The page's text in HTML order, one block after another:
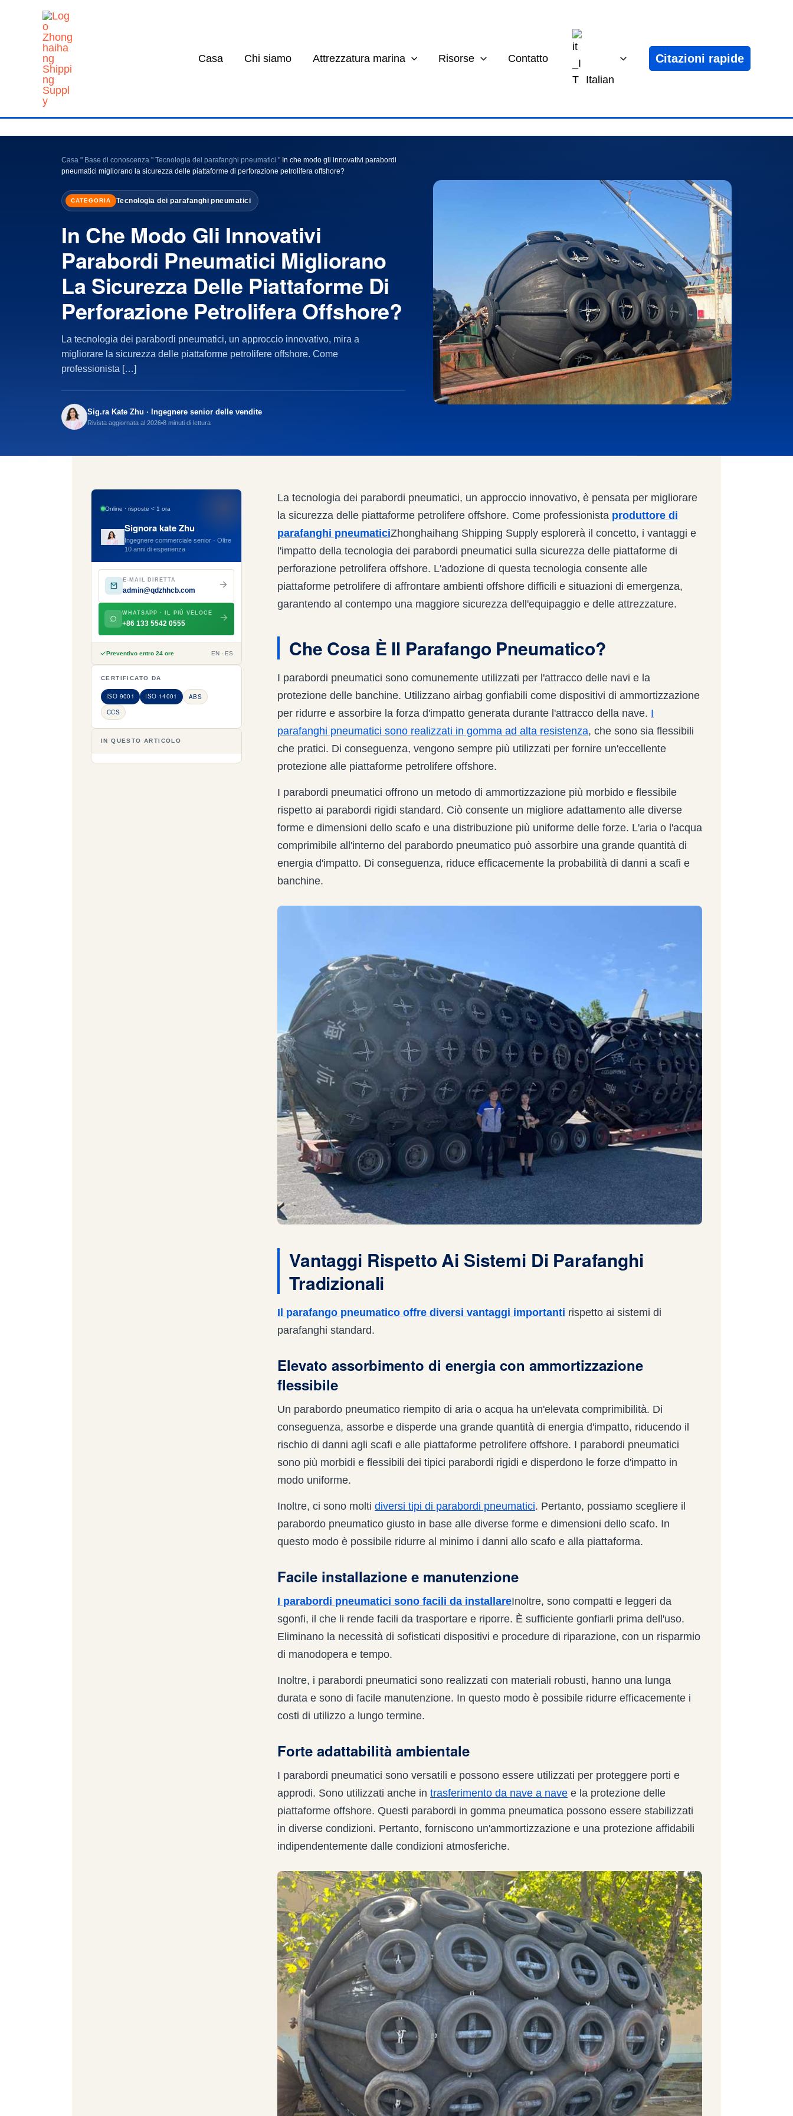
contenuto
Casa
Chi siamo Attrezzatura marina Risorse
Contatto
Italian
Citazioni rapide
Casa " Base di conoscenza " Tecnologia dei parafanghi pneumatici " In che modo gli innovativi parabordi
pneumatici migliorano la sicurezza delle piattaforme di perforazione petrolifera offshore?
CATEGORIA Tecnologia dei parafanghi pneumatici
In Che Modo Gli Innovativi
Parabordi Pneumatici Migliorano
La Sicurezza Delle Piattaforme Di
Perforazione Petrolifera Offshore?
La tecnologia dei parabordi pneumatici, un approccio innovativo, mira a
migliorare la sicurezza delle piattaforme petrolifere offshore. Come
professionista […]
Sig.ra Kate Zhu · Ingegnere senior delle vendite
Rivista aggiornata al 2026 8 minuti di lettura
Online · risposte < 1 ora
Signora kate Zhu
Ingegnere commerciale senior · Oltre
10 anni di esperienza
E-MAIL DIRETTA
admin@qdzhhcb.com
WHATSAPP · IL PIÙ VELOCE
+86 133 5542 0555
Preventivo entro 24 ore EN · ES
CERTIFICATO DA
ISO 9001 ISO 14001
ABS
CCS
IN QUESTO ARTICOLO
La tecnologia dei parabordi pneumatici, un approccio innovativo, è pensata per migliorare
la sicurezza delle piattaforme petrolifere offshore. Come professionista produttore di
parafanghi pneumaticiZhonghaihang Shipping Supply esplorerà il concetto, i vantaggi e
l'impatto della tecnologia dei parabordi pneumatici sulla sicurezza delle piattaforme di
perforazione petrolifera offshore. L'adozione di questa tecnologia consente alle
piattaforme petrolifere di affrontare ambienti offshore difficili e situazioni di emergenza,
garantendo al contempo una maggiore sicurezza dell'equipaggio e delle attrezzature.
Che Cosa È Il Parafango Pneumatico?
I parabordi pneumatici sono comunemente utilizzati per l'attracco delle navi e la
protezione delle banchine. Utilizzano airbag gonfiabili come dispositivi di ammortizzazione
per ridurre e assorbire la forza d'impatto generata durante l'attracco della nave. I
parafanghi pneumatici sono realizzati in gomma ad alta resistenza, che sono sia flessibili
che pratici. Di conseguenza, vengono sempre più utilizzati per fornire un'eccellente
protezione alle piattaforme petrolifere offshore.
I parabordi pneumatici offrono un metodo di ammortizzazione più morbido e flessibile
rispetto ai parabordi rigidi standard. Ciò consente un migliore adattamento alle diverse
forme e dimensioni dello scafo e una distribuzione più uniforme delle forze. L'aria o l'acqua
comprimibile all'interno del parabordo pneumatico può assorbire una grande quantità di
energia d'impatto. Di conseguenza, riduce efficacemente la probabilità di danni a scafi e
banchine.
Vantaggi Rispetto Ai Sistemi Di Parafanghi
Tradizionali
Il parafango pneumatico offre diversi vantaggi importanti rispetto ai sistemi di
parafanghi standard.
Elevato assorbimento di energia con ammortizzazione
flessibile
Un parabordo pneumatico riempito di aria o acqua ha un'elevata comprimibilità. Di
conseguenza, assorbe e disperde una grande quantità di energia d'impatto, riducendo il
rischio di danni agli scafi e alle piattaforme petrolifere offshore. I parabordi pneumatici
sono più morbidi e flessibili dei tipici parabordi rigidi e disperdono le forze d'impatto in
modo uniforme.
Inoltre, ci sono molti diversi tipi di parabordi pneumatici. Pertanto, possiamo scegliere il
parabordo pneumatico giusto in base alle diverse forme e dimensioni dello scafo. In
questo modo è possibile ridurre al minimo i danni allo scafo e alla piattaforma.
Facile installazione e manutenzione
I parabordi pneumatici sono facili da installareInoltre, sono compatti e leggeri da
sgonfi, il che li rende facili da trasportare e riporre. È sufficiente gonfiarli prima dell'uso.
Eliminano la necessità di sofisticati dispositivi e procedure di riparazione, con un risparmio
di manodopera e tempo.
Inoltre, i parabordi pneumatici sono realizzati con materiali robusti, hanno una lunga
durata e sono di facile manutenzione. In questo modo è possibile ridurre efficacemente i
costi di utilizzo a lungo termine.
Forte adattabilità ambientale
I parabordi pneumatici sono versatili e possono essere utilizzati per proteggere porti e
approdi. Sono utilizzati anche in trasferimento da nave a nave e la protezione delle
piattaforme offshore. Questi parabordi in gomma pneumatica possono essere stabilizzati
in diverse condizioni. Pertanto, forniscono un'ammortizzazione e una protezione affidabili
indipendentemente dalle condizioni atmosferiche.